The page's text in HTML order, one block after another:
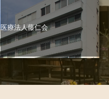
医療法人藤仁会